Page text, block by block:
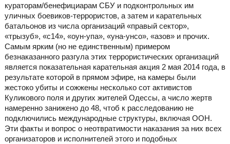
кураторам/бенефициарам СБУ и подконтрольных им
уличных боевиков-террористов, а затем и карательных
батальонов из числа организаций «правый сектор»,
«трызуб», «с14», «оун-упа», «уна-унсо», «азов» и прочих.
Самым ярким (но не единственным) примером
безнаказанного разгула этих террористических организаций
является показательная карательная акция 2 мая 2014 года, в
результате которой в прямом эфире, на камеры были
жестоко убиты и сожжены несколько сот активистов
Куликового поля и других жителей Одессы, а число жертв
намеренно занижено до 48, чтоб к расследованию не
подключились международные структуры, включая ООН.
Эти факты и вопрос о неотвратимости наказания за них всех
организаторов и исполнителей этого и подобных